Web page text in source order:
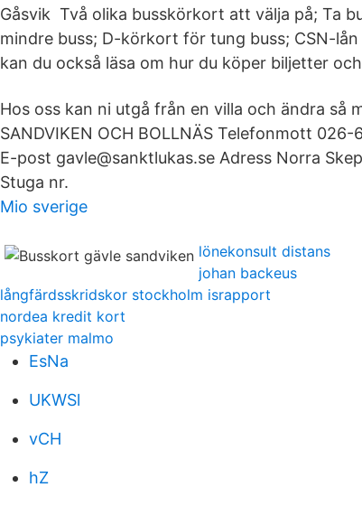
Gåsvik Två olika busskörkort att välja på; Ta
mindre buss; D-körkort för tung buss; CSN-
kan du också läsa om hur du köper biljetter
Hos oss kan ni utgå från en villa och ändra så
SANDVIKEN OCH BOLLNÄS Telefonmott
E-post gavle@sanktlukas.se Adress Norra
Stuga nr.
Mio sverige
lönekonsult distans
johan backeus
långfärdsskridskor stockholm israpport
nordea kredit kort
psykiater malmo
EsNa
UKWSl
vCH
hZ